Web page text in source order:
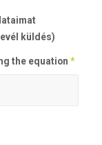
küldés)
the equation *